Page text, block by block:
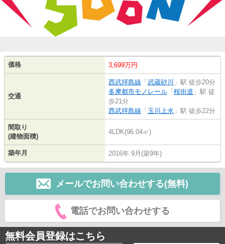
価格 3,699万円
交通
西武拝島線 「 武蔵砂川 」駅 徒歩20分
多摩都市モノレール 「 桜街道 」駅 徒
歩21分
西武拝島線 「 玉川上水 」駅 徒歩22分
間取り
(建物面積)
4LDK(96.04㎡)
築年月 2016年 9月(築9年)
メールでお問い合わせする(無料)
電話でお問い合わせする
無料会員登録はこちら